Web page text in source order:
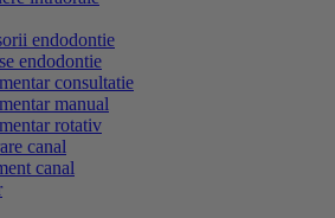
endodontie
endodontie
consultatie
manual
rotativ
canal
canal